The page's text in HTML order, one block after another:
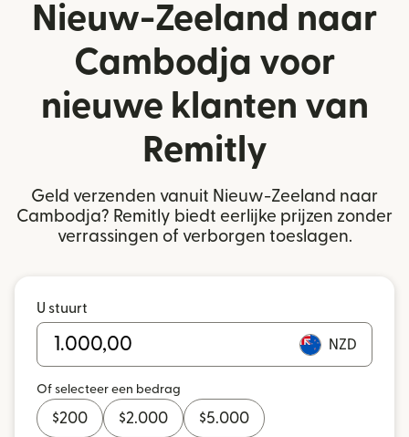
Nieuw-Zeeland naar
Cambodja voor
nieuwe klanten van
Remitly
Geld verzenden vanuit Nieuw-Zeeland naar
Cambodja? Remitly biedt eerlijke prijzen zonder
verrassingen of verborgen toeslagen.
U stuurt
NZD
Of selecteer een bedrag
$200 $2.000 $5.000